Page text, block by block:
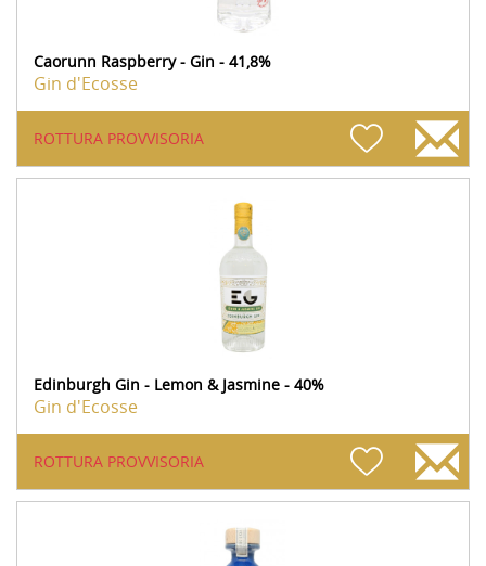
Caorunn Raspberry - Gin - 41,8%
Gin d'Ecosse
ROTTURA PROVVISORIA
Edinburgh Gin - Lemon & Jasmine - 40%
Gin d'Ecosse
ROTTURA PROVVISORIA